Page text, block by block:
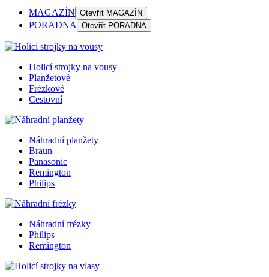
MAGAZÍN Otevřít MAGAZÍN
PORADNA Otevřít PORADNA
Holicí strojky na vousy
Planžetové
Frézkové
Cestovní
Náhradní planžety
Braun
Panasonic
Remington
Philips
Náhradní frézky
Philips
Remington